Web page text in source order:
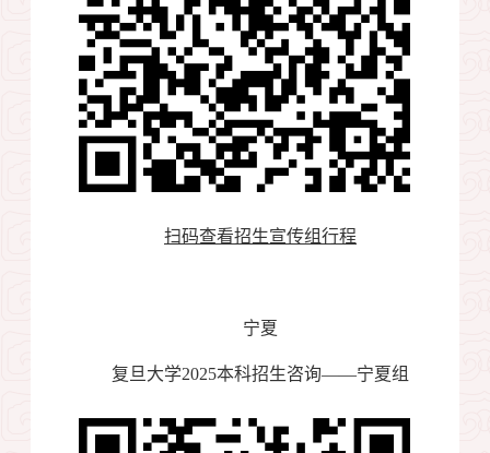
扫码查看招生宣传组行程
宁夏
复旦大学2025本科招生咨询——宁夏组